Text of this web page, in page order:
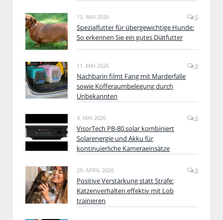
12. MAI 2026 0
Spezialfutter für übergewichtige Hunde:
So erkennen Sie ein gutes Diätfutter
11. MAI 2026 0
Nachbarin filmt Fang mit Marderfalle
sowie Kofferaumbelegung durch
Unbekannten
4. MAI 2026 0
VisorTech PB-80.solar kombiniert
Solarenergie und Akku für
kontinuierliche Kameraeinsätze
29. APRIL 2026 0
Positive Verstärkung statt Strafe:
Katzenverhalten effektiv mit Lob
trainieren